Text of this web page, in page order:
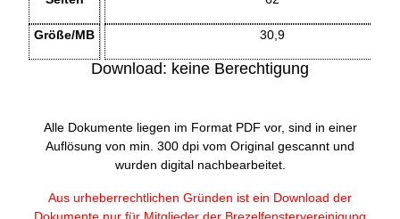
Größe/MB 30,9
Download: keine Berechtigung
Alle Dokumente liegen im Format PDF vor, sind in einer
Auflösung von min. 300 dpi vom Original gescannt und
wurden digital nachbearbeitet.
Aus urheberrechtlichen Gründen ist ein Download der
Dokumente nur für Mitglieder der Brezelfenstervereinigung